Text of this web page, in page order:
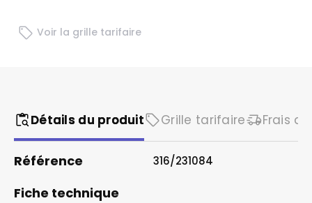
Voir la grille tarifaire
Détails du produit Grille tarifaire Frais
Référence 316/231084
Fiche technique